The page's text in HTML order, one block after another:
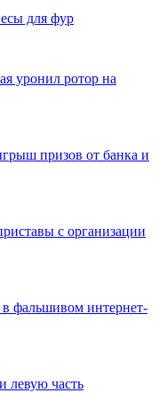
для фур
уронил ротор на
призов от банка и
с организации
в фальшивом интернет-
левую часть